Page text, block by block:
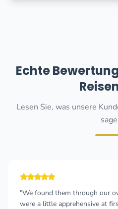
Echte
Lesen Sie, was unsere
own research on Google. We
first. However, we were very